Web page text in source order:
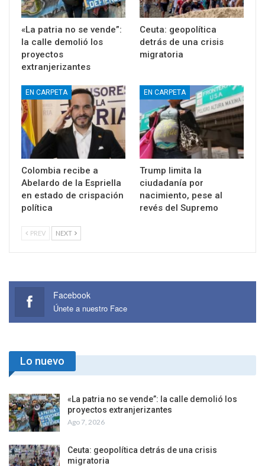
«La patria no se vende”:
la calle demolió los
proyectos
extranjerizantes
Ceuta: geopolítica
detrás de una crisis
migratoria
EN CARPETA
Colombia recibe a
Abelardo de la Espriella
en estado de crispación
política
EN CARPETA
Trump limita la
ciudadanía por
nacimiento, pese al
revés del Supremo
PREV NEXT
Facebook
Únete a nuestro Face
Lo nuevo
«La patria no se vende”: la calle demolió los
proyectos extranjerizantes
Ago 7, 2026
Ceuta: geopolítica detrás de una crisis
migratoria